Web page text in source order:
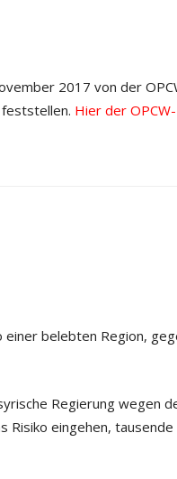
2017 von der
Hier der
belebten Region,
Regierung wegen
eingehen, tausende